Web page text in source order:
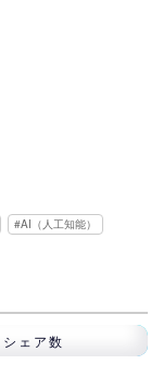
AI（人工知能）
シェア数